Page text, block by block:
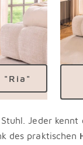
"Ria"
Jeder
des praktischen